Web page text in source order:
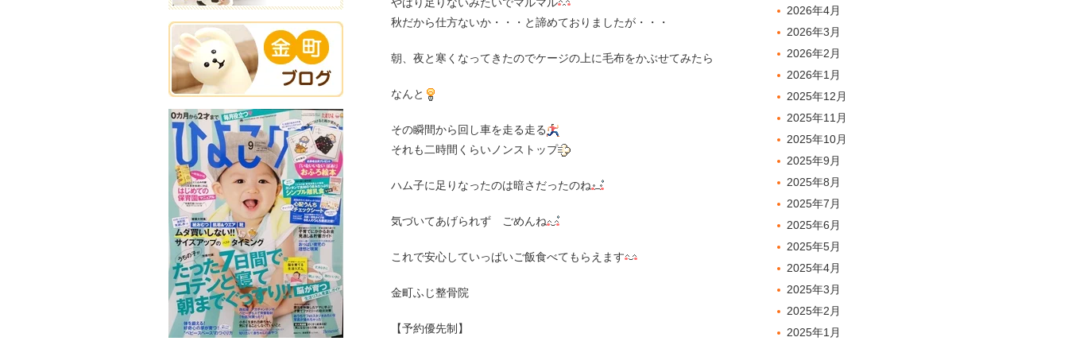
秋だから仕方ないか・・・と諦めておりましたが・・・
朝、夜と寒くなってきたのでケージの上に毛布をかぶせてみたら
なんと
その瞬間から回し車を走る走る
それも二時間くらいノンストップ
ハム子に足りなったのは暗さだったのね
気づいてあげられず ごめんね
これで安心していっぱいご飯食べてもらえます
金町ふじ整骨院
【予約優先制】
2026年4月
2026年3月
2026年2月
2026年1月
2025年12月
2025年11月
2025年10月
2025年9月
2025年8月
2025年7月
2025年6月
2025年5月
2025年4月
2025年3月
2025年2月
2025年1月